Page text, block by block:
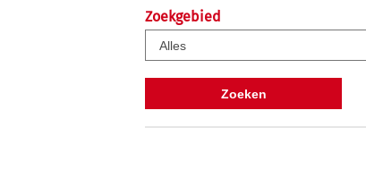
Zoekgebied